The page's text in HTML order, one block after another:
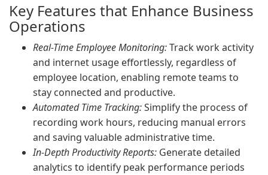
Key Features that Enhance Business
Operations
Real-Time Employee Monitoring:Track work activity
and internet usage effortlessly, regardless of
employee location, enabling remote teams to
stay connected and productive.
Automated Time Tracking:Simplify the process of
recording work hours, reducing manual errors
and saving valuable administrative time.
In-Depth Productivity Reports: Generate detailed
analytics to identify peak performance periods